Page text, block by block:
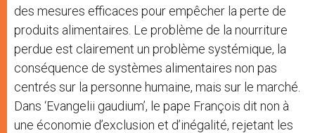
des mesures efficaces pour empêcher la perte de
produits alimentaires. Le problème de la nourriture
perdue est clairement un problème systémique, la
conséquence de systèmes alimentaires non pas
centrés sur la personne humaine, mais sur le marché.
Dans ‘Evangelii gaudium’, le pape François dit non à
une économie d’exclusion et d’inégalité, rejetant les